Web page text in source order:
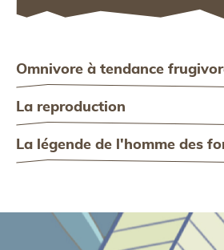
Omnivore à tendance
La reproduction
La légende de l'homme des